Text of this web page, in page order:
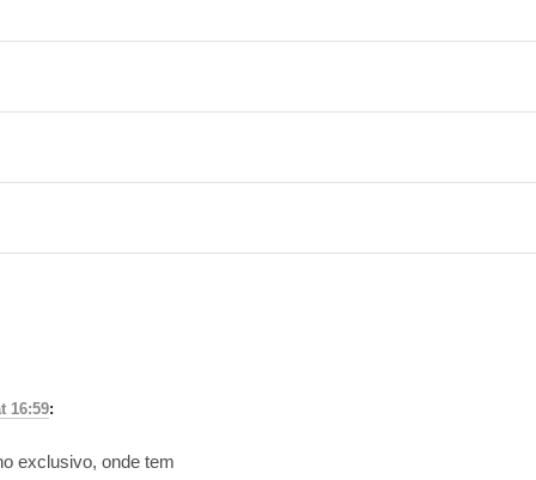
16:59:
exclusivo, onde tem